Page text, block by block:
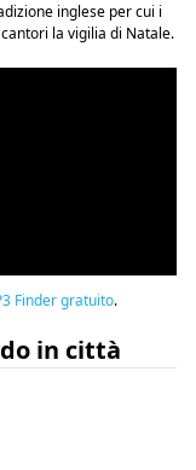
inglese per cui i
la vigilia di Natale.
Finder gratuito.
in città